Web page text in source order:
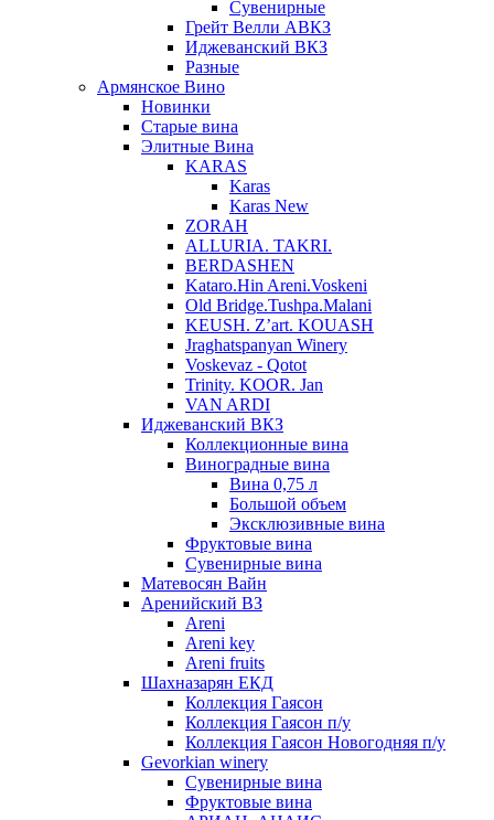
Сувенирные
Грейт Велли АВКЗ
Иджеванский ВКЗ
Разные
Армянское Вино
Новинки
Старые вина
Элитные Вина
KARAS
Karas
Karas New
ZORAH
ALLURIA. TAKRI.
BERDASHEN
Kataro.Hin Areni.Voskeni
Old Bridge.Tushpa.Malani
KEUSH. Z’art. KOUASH
Jraghatspanyan Winery
Voskevaz - Qotot
Trinity. KOOR. Jan
VAN ARDI
Иджеванский ВКЗ
Коллекционные вина
Виноградные вина
Вина 0,75 л
Большой объем
Эксклюзивные вина
Фруктовые вина
Cувенирные вина
Матевосян Вайн
Аренийский ВЗ
Areni
Areni key
Areni fruits
Шахназарян ЕКД
Коллекция Гаясон
Коллекция Гаясон п/у
Коллекция Гаясон Новогодняя п/у
Gevorkian winery
Сувенирные вина
Фруктовые вина